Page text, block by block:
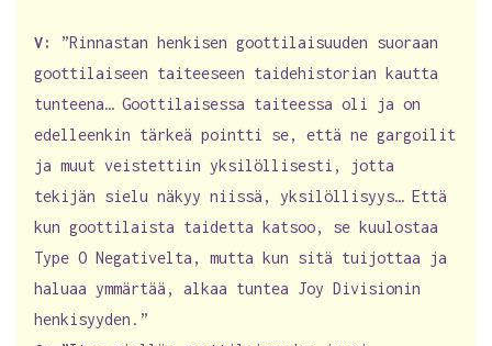
V:
”Rinnastan henkisen goottilaisuuden suoraan
goottilaiseen taiteeseen taidehistorian kautta
tunteena… Goottilaisessa taiteessa oli ja on
edelleenkin tärkeä pointti se, että ne gargoilit
ja muut veistettiin yksilöllisesti, jotta
tekijän sielu näkyy niissä, yksilöllisyys… Että
kun goottilaista taidetta katsoo, se kuulostaa
Type O Negativelta, mutta kun sitä tuijottaa ja
haluaa ymmärtää, alkaa tuntea Joy Divisionin
henkisyyden.”